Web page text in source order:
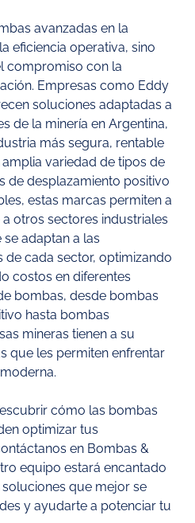
avanzadas en la
eficiencia operativa, sino
compromiso con la
Empresas como Eddy
soluciones adaptadas a
de la minería en Argentina,
más segura, rentable
variedad de tipos de
de desplazamiento positivo
estas marcas permiten a
otros sectores industriales
adaptan a las
de cada sector, optimizando
costos en diferentes
bombas, desde bombas
hasta bombas
mineras tienen a su
que les permiten enfrentar
cómo las bombas
optimizar tus
en Bombas &
equipo estará encantado
que mejor se
y ayudarte a potenciar tu